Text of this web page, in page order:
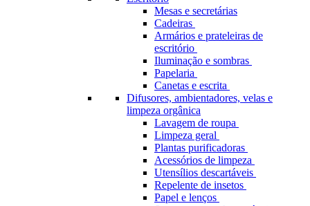
Mesas e secretárias
Cadeiras
Armários e prateleiras de
escritório
Iluminação e sombras
Papelaria
Canetas e escrita
Difusores, ambientadores, velas e
limpeza orgânica
Lavagem de roupa
Limpeza geral
Plantas purificadoras
Acessórios de limpeza
Utensílios descartáveis
Repelente de insetos
Papel e lenços